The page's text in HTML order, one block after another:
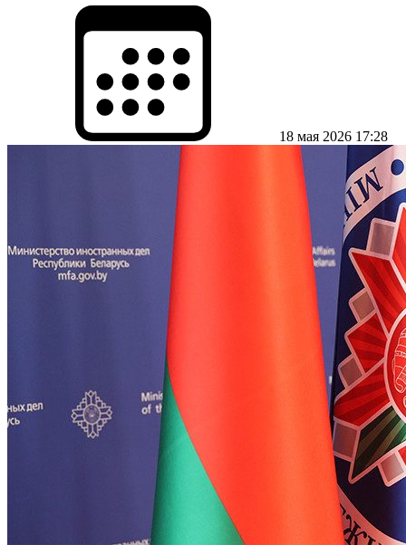
18 мая 2026 17:28